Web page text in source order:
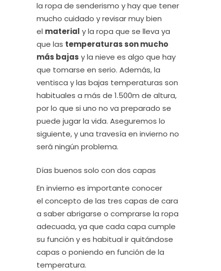
la ropa de senderismo y hay que tener
mucho cuidado y revisar muy bien
el material y la ropa que se lleva ya
que las temperaturas son mucho
más bajas y la nieve es algo que hay
que tomarse en serio. Además, la
ventisca y las bajas temperaturas son
habituales a más de 1.500m de altura,
por lo que si uno no va preparado se
puede jugar la vida. Aseguremos lo
siguiente, y una travesía en invierno no
será ningún problema.
Días buenos solo con dos capas
En invierno es importante conocer
el concepto de las tres capas de cara
a saber abrigarse o comprarse la ropa
adecuada, ya que cada capa cumple
su función y es habitual ir quitándose
capas o poniendo en función de la
temperatura.